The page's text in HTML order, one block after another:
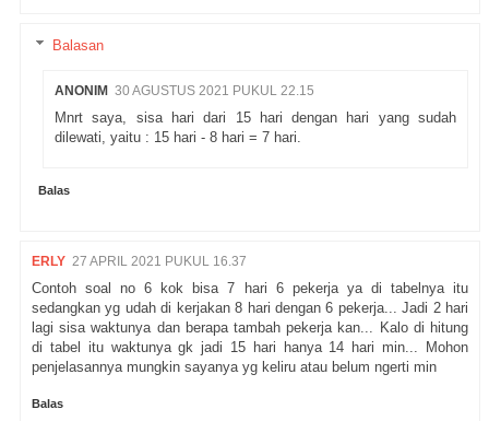
Balasan
ANONIM 30 AGUSTUS 2021 PUKUL 22.15
Mnrt saya, sisa hari dari 15 hari dengan hari yang sudah
dilewati, yaitu : 15 hari - 8 hari = 7 hari.
Balas
ERLY 27 APRIL 2021 PUKUL 16.37
Contoh soal no 6 kok bisa 7 hari 6 pekerja ya di tabelnya itu
sedangkan yg udah di kerjakan 8 hari dengan 6 pekerja... Jadi 2 hari
lagi sisa waktunya dan berapa tambah pekerja kan... Kalo di hitung
di tabel itu waktunya gk jadi 15 hari hanya 14 hari min... Mohon
penjelasannya mungkin sayanya yg keliru atau belum ngerti min
Balas